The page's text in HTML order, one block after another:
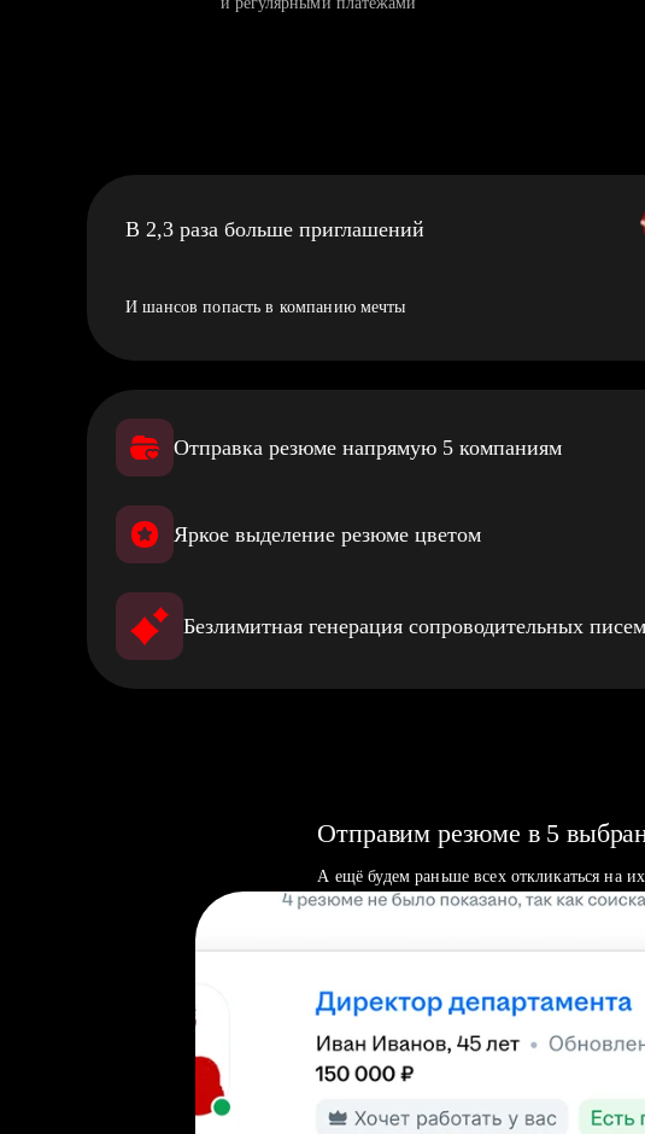
В 2,3 раза больше приглашений
И шансов попасть в компанию мечты
Отправка резюме напрямую 5 компаниям
Яркое выделение резюме цветом
Безлимитная генерация сопроводительных писем
Отправим резюме в 5
А ещё будем раньше всех откликаться на